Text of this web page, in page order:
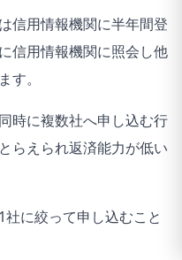
信用情報機関に半年間登
信用情報機関に照会し他
す。
時に複数社へ申し込む行
らえられ返済能力が低い
に絞って申し込むこと